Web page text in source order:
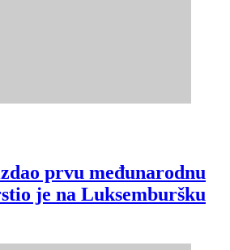
prvu međunarodnu
je na Luksemburšku